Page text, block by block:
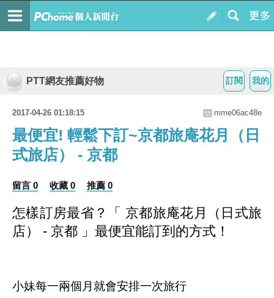
我的
訂閱
PTT網友推薦好物
2017-04-26 01:18:15 mme06ac48e
最便宜! 輕鬆下訂~京都旅庵花月（日
式旅店） - 京都
留言 0 收藏 0 推薦 0
怎樣訂房最省？
「 京都旅庵花月（日式旅
店） - 京都 」最便宜能訂到的方式 ！
小妹每一兩個月就會安排一次旅行